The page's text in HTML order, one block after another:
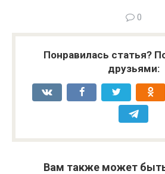
0
Понравилась статья?
друзьями:
Вам также может